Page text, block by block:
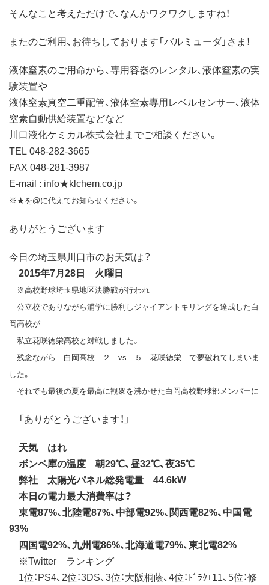
そんなこと考えただけで、なんかワクワクしますね！
またのご利用、お待ちしております「バルミューダ」さま！
液体窒素のご用命から、専用容器のレンタル、液体窒素の実
験装置や
液体窒素真空二重配管、液体窒素専用レベルセンサー、液体
窒素自動供給装置などなど
川口液化ケミカル株式会社までご相談ください。
TEL 048-282-3665
FAX 048-281-3987
E-mail : info★klchem.co.jp
※★を@に代えてお知らせください。
ありがとうございます
今日の埼玉県川口市のお天気は？
2015年7月28日 火曜日
※高校野球埼玉県地区決勝戦が行われ
公立校でありながら浦学に勝利しジャイアントキリングを達成した白
岡高校が
私立花咲徳栄高校と対戦しました。
残念ながら 白岡高校 ２ vs ５ 花咲徳栄 で夢破れてしまいま
した。
それでも最後の夏を最高に観衆を沸かせた白岡高校野球部メンバーに
「ありがとうございます！」
天気 はれ
ボンベ庫の温度 朝29℃、昼32℃、夜35℃
弊社 太陽光パネル総発電量 44.6kW
本日の電力最大消費率は？
東電87%、北陸電87%、中部電92%、関西電82%、中国電
93%
四国電92%、九州電86%、北海道電79%、東北電82%
※Twitter ランキング
1位：PS4、2位：3DS、3位：大阪桐蔭、4位：ﾄﾞﾗｸｴ11、5位：修